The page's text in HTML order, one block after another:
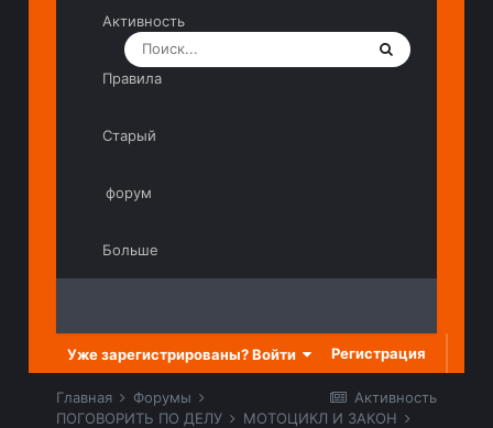
Активность
Правила
Старый
форум
Больше
Уже зарегистрированы? Войти Регистрация
Активность
Главная
Форумы
ПОГОВОРИТЬ ПО ДЕЛУ
МОТОЦИКЛ И ЗАКОН